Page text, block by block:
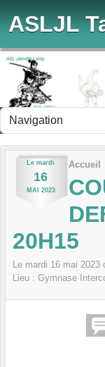
ASLJL
Le mardi
16
MAI 2023
Accueil
20H15
Le mardi 16 mai 2023
Lieu : Gymnase